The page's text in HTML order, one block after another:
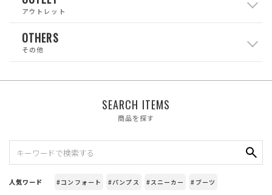
アウトレット
OTHERS
その他
SEARCH ITEMS
商品を探す
人気ワード #コンフォート #パンプス #スニーカー #ブーツ